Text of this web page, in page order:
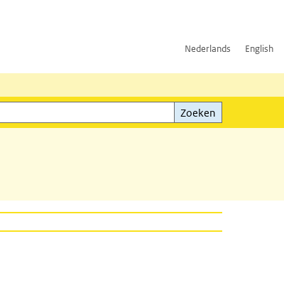
Nederlands English
Zoeken